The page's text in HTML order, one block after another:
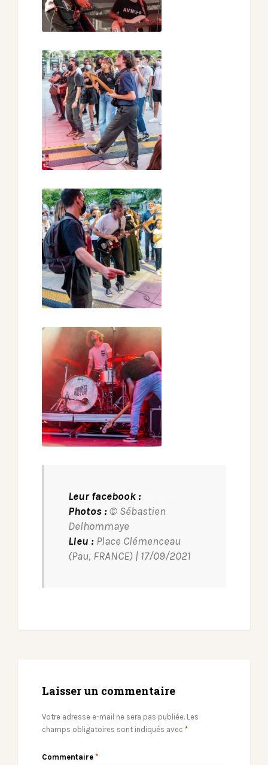
Leur facebook :
Photos :© Sébastien
Delhommaye
Lieu : Place Clémenceau
(Pau, FRANCE) | 17/09/2021
Laisser un commentaire
Votre adresse e-mail ne sera pas publiée. Les
champs obligatoires sont indiqués avec *
Commentaire *